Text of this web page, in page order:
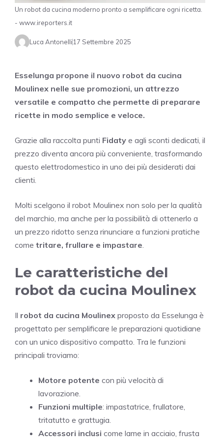
Un robot da cucina moderno pronto a semplificare ogni ricetta.
- www.ireporters.it
Luca Antonelli 17 Settembre 2025
Esselunga propone il nuovo robot da cucina
Moulinex nelle sue promozioni, un attrezzo
versatile e compatto che permette di preparare
ricette in modo semplice e veloce.
Grazie alla raccolta punti Fidaty e agli sconti dedicati, il
prezzo diventa ancora più conveniente, trasformando
questo elettrodomestico in uno dei più desiderati dai
clienti.
Molti scelgono il robot Moulinex non solo per la qualità
del marchio, ma anche per la possibilità di ottenerlo a
un prezzo ridotto senza rinunciare a funzioni pratiche
come tritare, frullare e impastare.
Le caratteristiche del
robot da cucina Moulinex
Il robot da cucina Moulinex proposto da Esselunga è
progettato per semplificare le preparazioni quotidiane
con un unico dispositivo compatto. Tra le funzioni
principali troviamo:
Motore potente con più velocità di
lavorazione.
Funzioni multiple: impastatrice, frullatore,
tritatutto e grattugia.
Accessori inclusi come lame in acciaio, frusta